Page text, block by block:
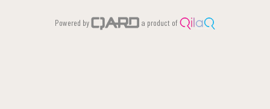
Powered by a product of